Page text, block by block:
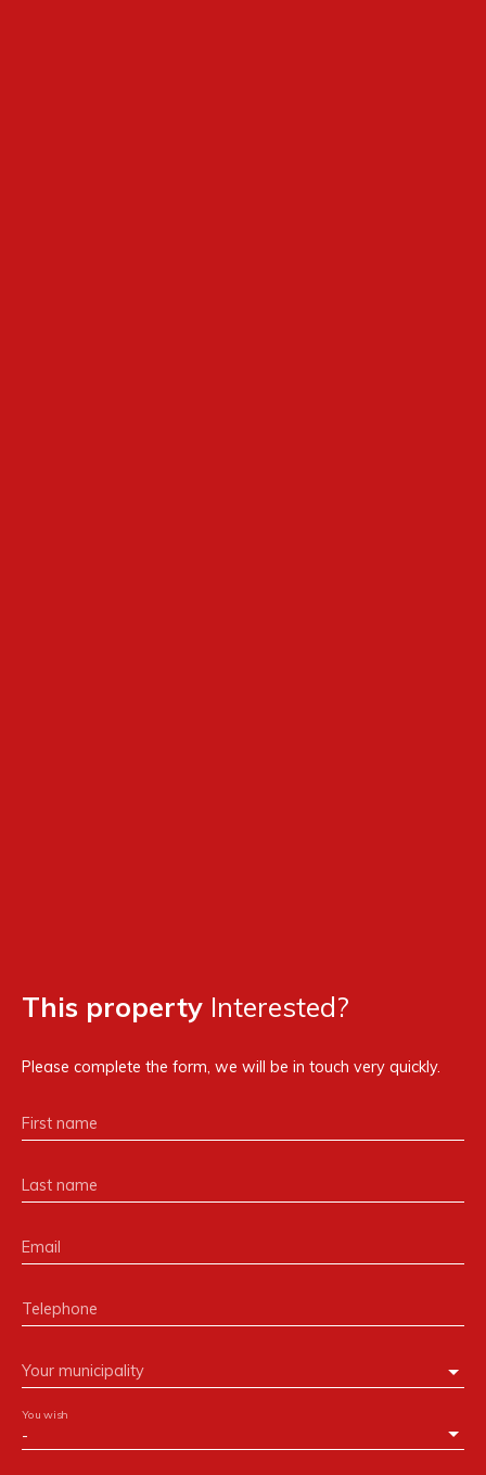
This property Interested?
Please complete the form, we will be in touch very quickly.
First name
Last name
Email
Telephone
Your municipality
-
You wish